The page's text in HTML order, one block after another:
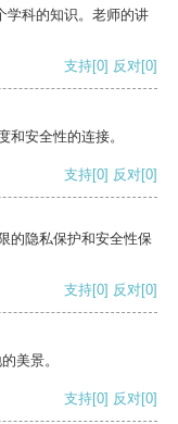
学科的知识。老师的讲
支持[0] 反对[0]
安全性的连接。
支持[0] 反对[0]
的隐私保护和安全性保
支持[0] 反对[0]
美景。
支持[0] 反对[0]